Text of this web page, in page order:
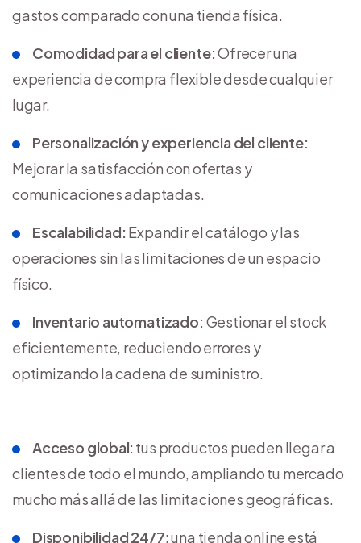
gastos comparado con una tienda física.
Comodidad para el cliente:Ofrecer una
experiencia de compra flexible desde cualquier
lugar.
Personalización y experiencia del cliente:
Mejorar la satisfacción con ofertas y
comunicaciones adaptadas.
Escalabilidad: Expandir el catálogo y las
operaciones sin las limitaciones de un espacio
físico.
Inventario automatizado: Gestionar el stock
eficientemente, reduciendo errores y
optimizando la cadena de suministro.
Acceso global: tus productos pueden llegar a
clientes de todo el mundo, ampliando tu mercado
mucho más allá de las limitaciones geográficas.
Disponibilidad 24/7: una tienda online está